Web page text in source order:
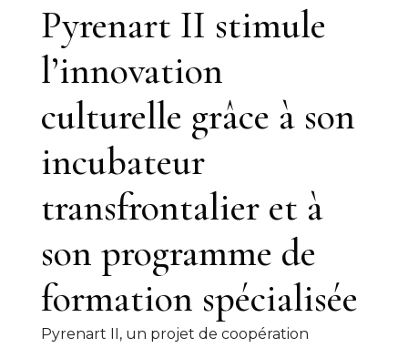
Pyrenart II stimule
l’innovation
culturelle grâce à son
incubateur
transfrontalier et à
son programme de
formation spécialisée
Pyrenart II, un projet de coopération